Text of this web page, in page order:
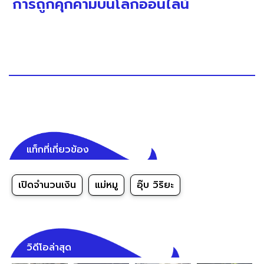
แท็กที่เกี่ยวข้อง
เปิดจำนวนเงิน แม่หมู อุ๊บ วิริยะ
วิดีโอล่าสุด